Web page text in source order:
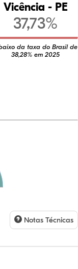
Vicência - PE
37,73%
da taxa do Brasil de
38,28% em 2025
Notas Técnicas